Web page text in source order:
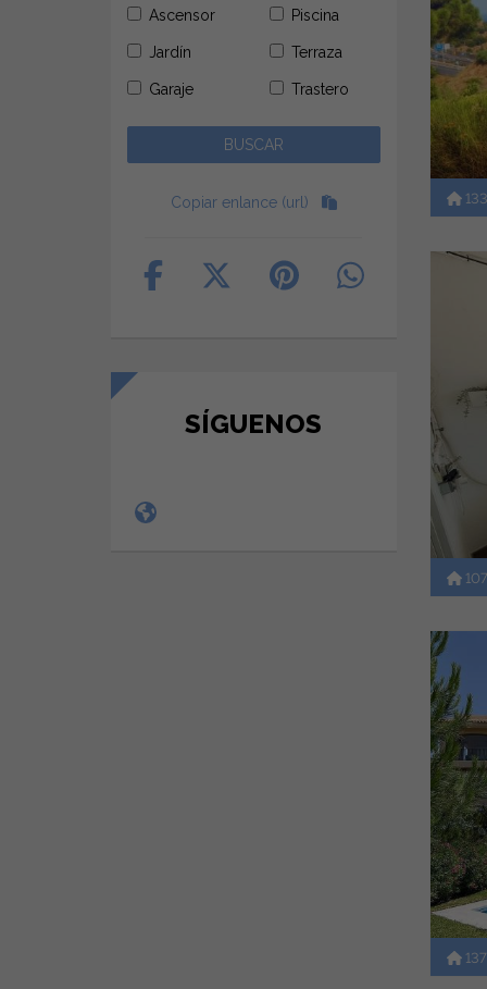
Ascensor Piscina
Jardín Terraza
Garaje Trastero
Copiar enlance (url)
SÍGUENOS